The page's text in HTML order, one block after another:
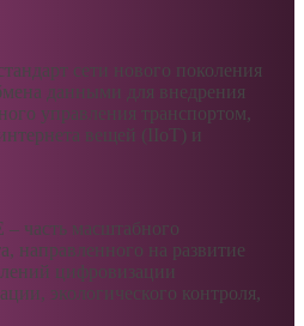
сети нового поколения
данными для внедрения
управления транспортом,
вещей (IIoT) и
часть масштабного
направленного на развитие
цифровизации
экологического контроля,